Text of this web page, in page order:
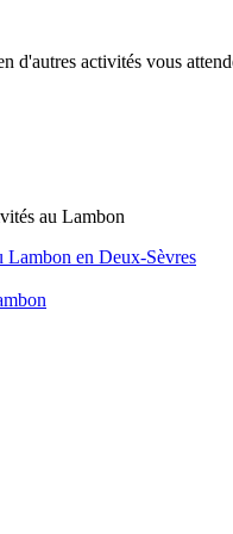
d'autres activités vous
au Lambon